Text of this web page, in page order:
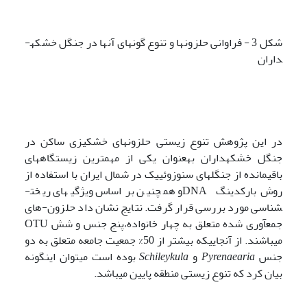
شکل 3 - فراوانی حلزون­ها و تنوع گونه­ای آن­ها در جنگل خشکه­
داران
در این پژوهش تنوع زیستی حلزون­های خشکی­زی ساکن در
جنگل خشکه­داران به­عنوان یکی از مهم­ترین زیستگاه­های
باقیمانده از جنگل­های سنوزوئییک در شمال ایران با استفاده از
روش بارکدینگ DNAو همچنین بر اساس ویژگی­های ریخت­
شناسی مورد بررسی قرار گرفت. نتایج نشان داد حلزون-های
جمع­آوری شده متعلق به چهار خانواده،‌پنج جنس و شش OTU
می­باشند. از آنجاییکه بیشتر از 50% جمعیت جامعه متعلق به دو
جنس Pyrenaeariaو Schileykulaبوده است می­توان اینگونه
بیان کرد که تنوع زیستی منطقه پایین می­باشد.